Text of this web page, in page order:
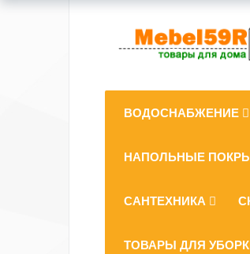
ВОДОСНАБЖЕНИЕ
НАПОЛЬНЫЕ
САНТЕХНИКА
ТОВАРЫ ДЛЯ